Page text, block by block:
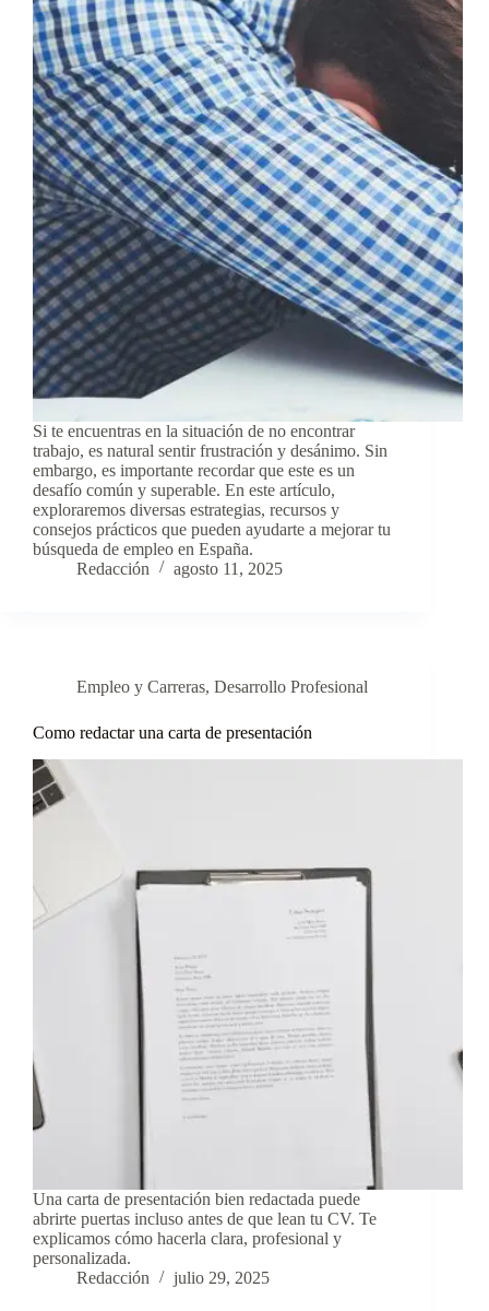
Si te encuentras en la situación de no encontrar
trabajo, es natural sentir frustración y desánimo. Sin
embargo, es importante recordar que este es un
desafío común y superable. En este artículo,
exploraremos diversas estrategias, recursos y
consejos prácticos que pueden ayudarte a mejorar tu
búsqueda de empleo en España.
Redacción
agosto 11, 2025
Empleo y Carreras, Desarrollo Profesional
Como redactar una carta de presentación
Una carta de presentación bien redactada puede
abrirte puertas incluso antes de que lean tu CV. Te
explicamos cómo hacerla clara, profesional y
personalizada.
Redacción
julio 29, 2025